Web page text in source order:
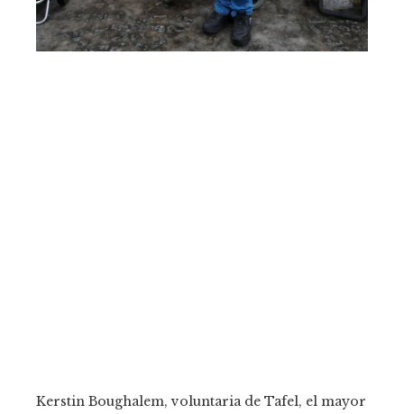
Kerstin Boughalem, voluntaria de Tafel, el mayor